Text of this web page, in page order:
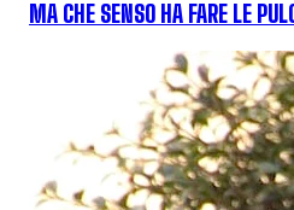
MA CHE SENSO HA FARE LE